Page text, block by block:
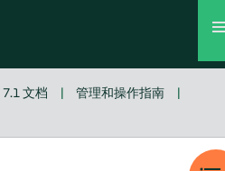
文档 | 管理和操作指南
|